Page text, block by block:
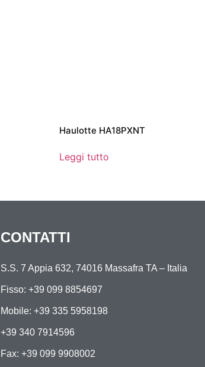
Haulotte HA18PXNT
Leggi tutto
CONTATTI
S.S. 7 Appia 632, 74016 Massafra TA – Italia
Fisso: +39 099 8854697
Mobile: +39 335 5958198
+39 340 7914596
Fax: +39 099 9908002